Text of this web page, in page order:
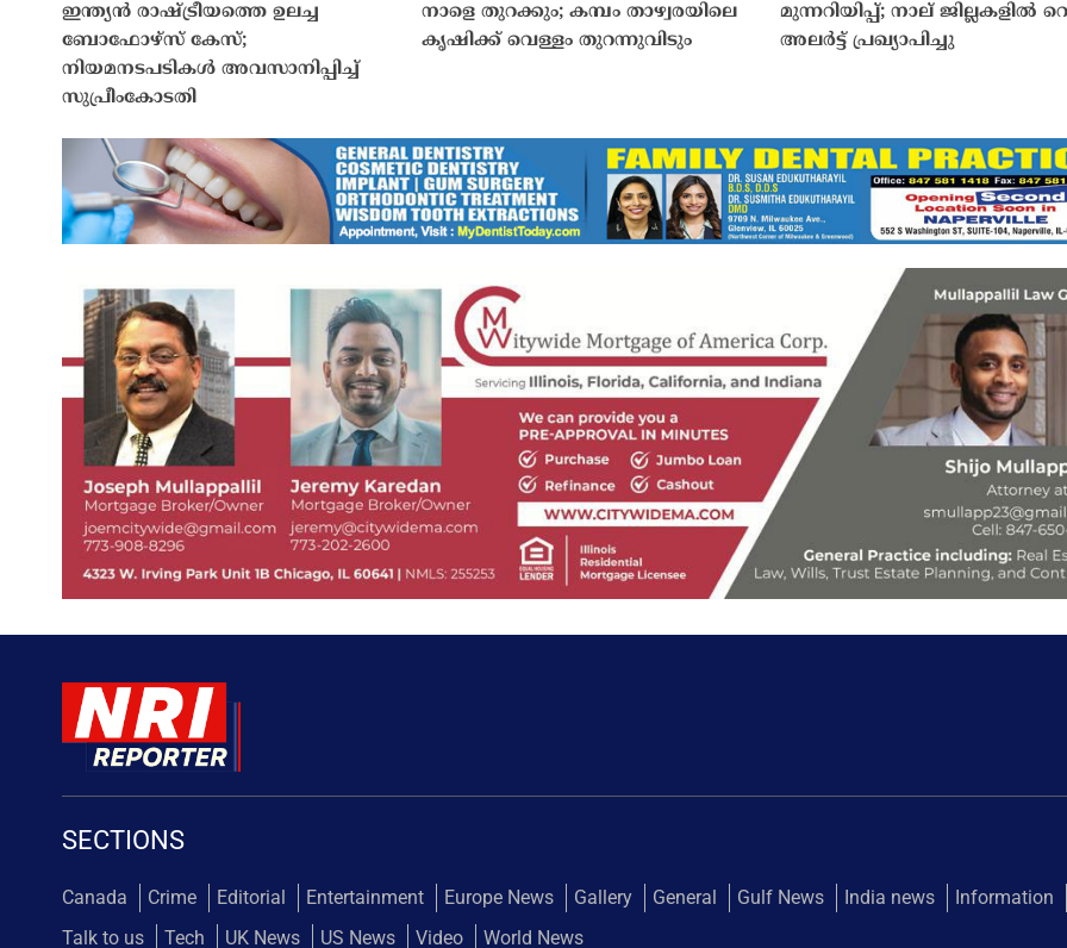
ഇന്ത്യൻ രാഷ്ട്രീയത്തെ ഉലച്ച
ബോഫോഴ്‌സ് കേസ്;
നിയമനടപടികൾ അവസാനിപ്പിച്ച്
സുപ്രീംകോടതി
നാളെ തുറക്കും; കമ്പം താഴ്വരയിലെ
കൃഷിക്ക് വെള്ളം തുറന്നുവിടും
മുന്നറിയിപ്പ്; നാല് ജില്ലകളിൽ
അലർട്ട് പ്രഖ്യാപിച്ചു
SECTIONS
Canada Crime Editorial Entertainment Europe News Gallery General Gulf News India news
Information
Talk to us
Tech UK News US News Video World News